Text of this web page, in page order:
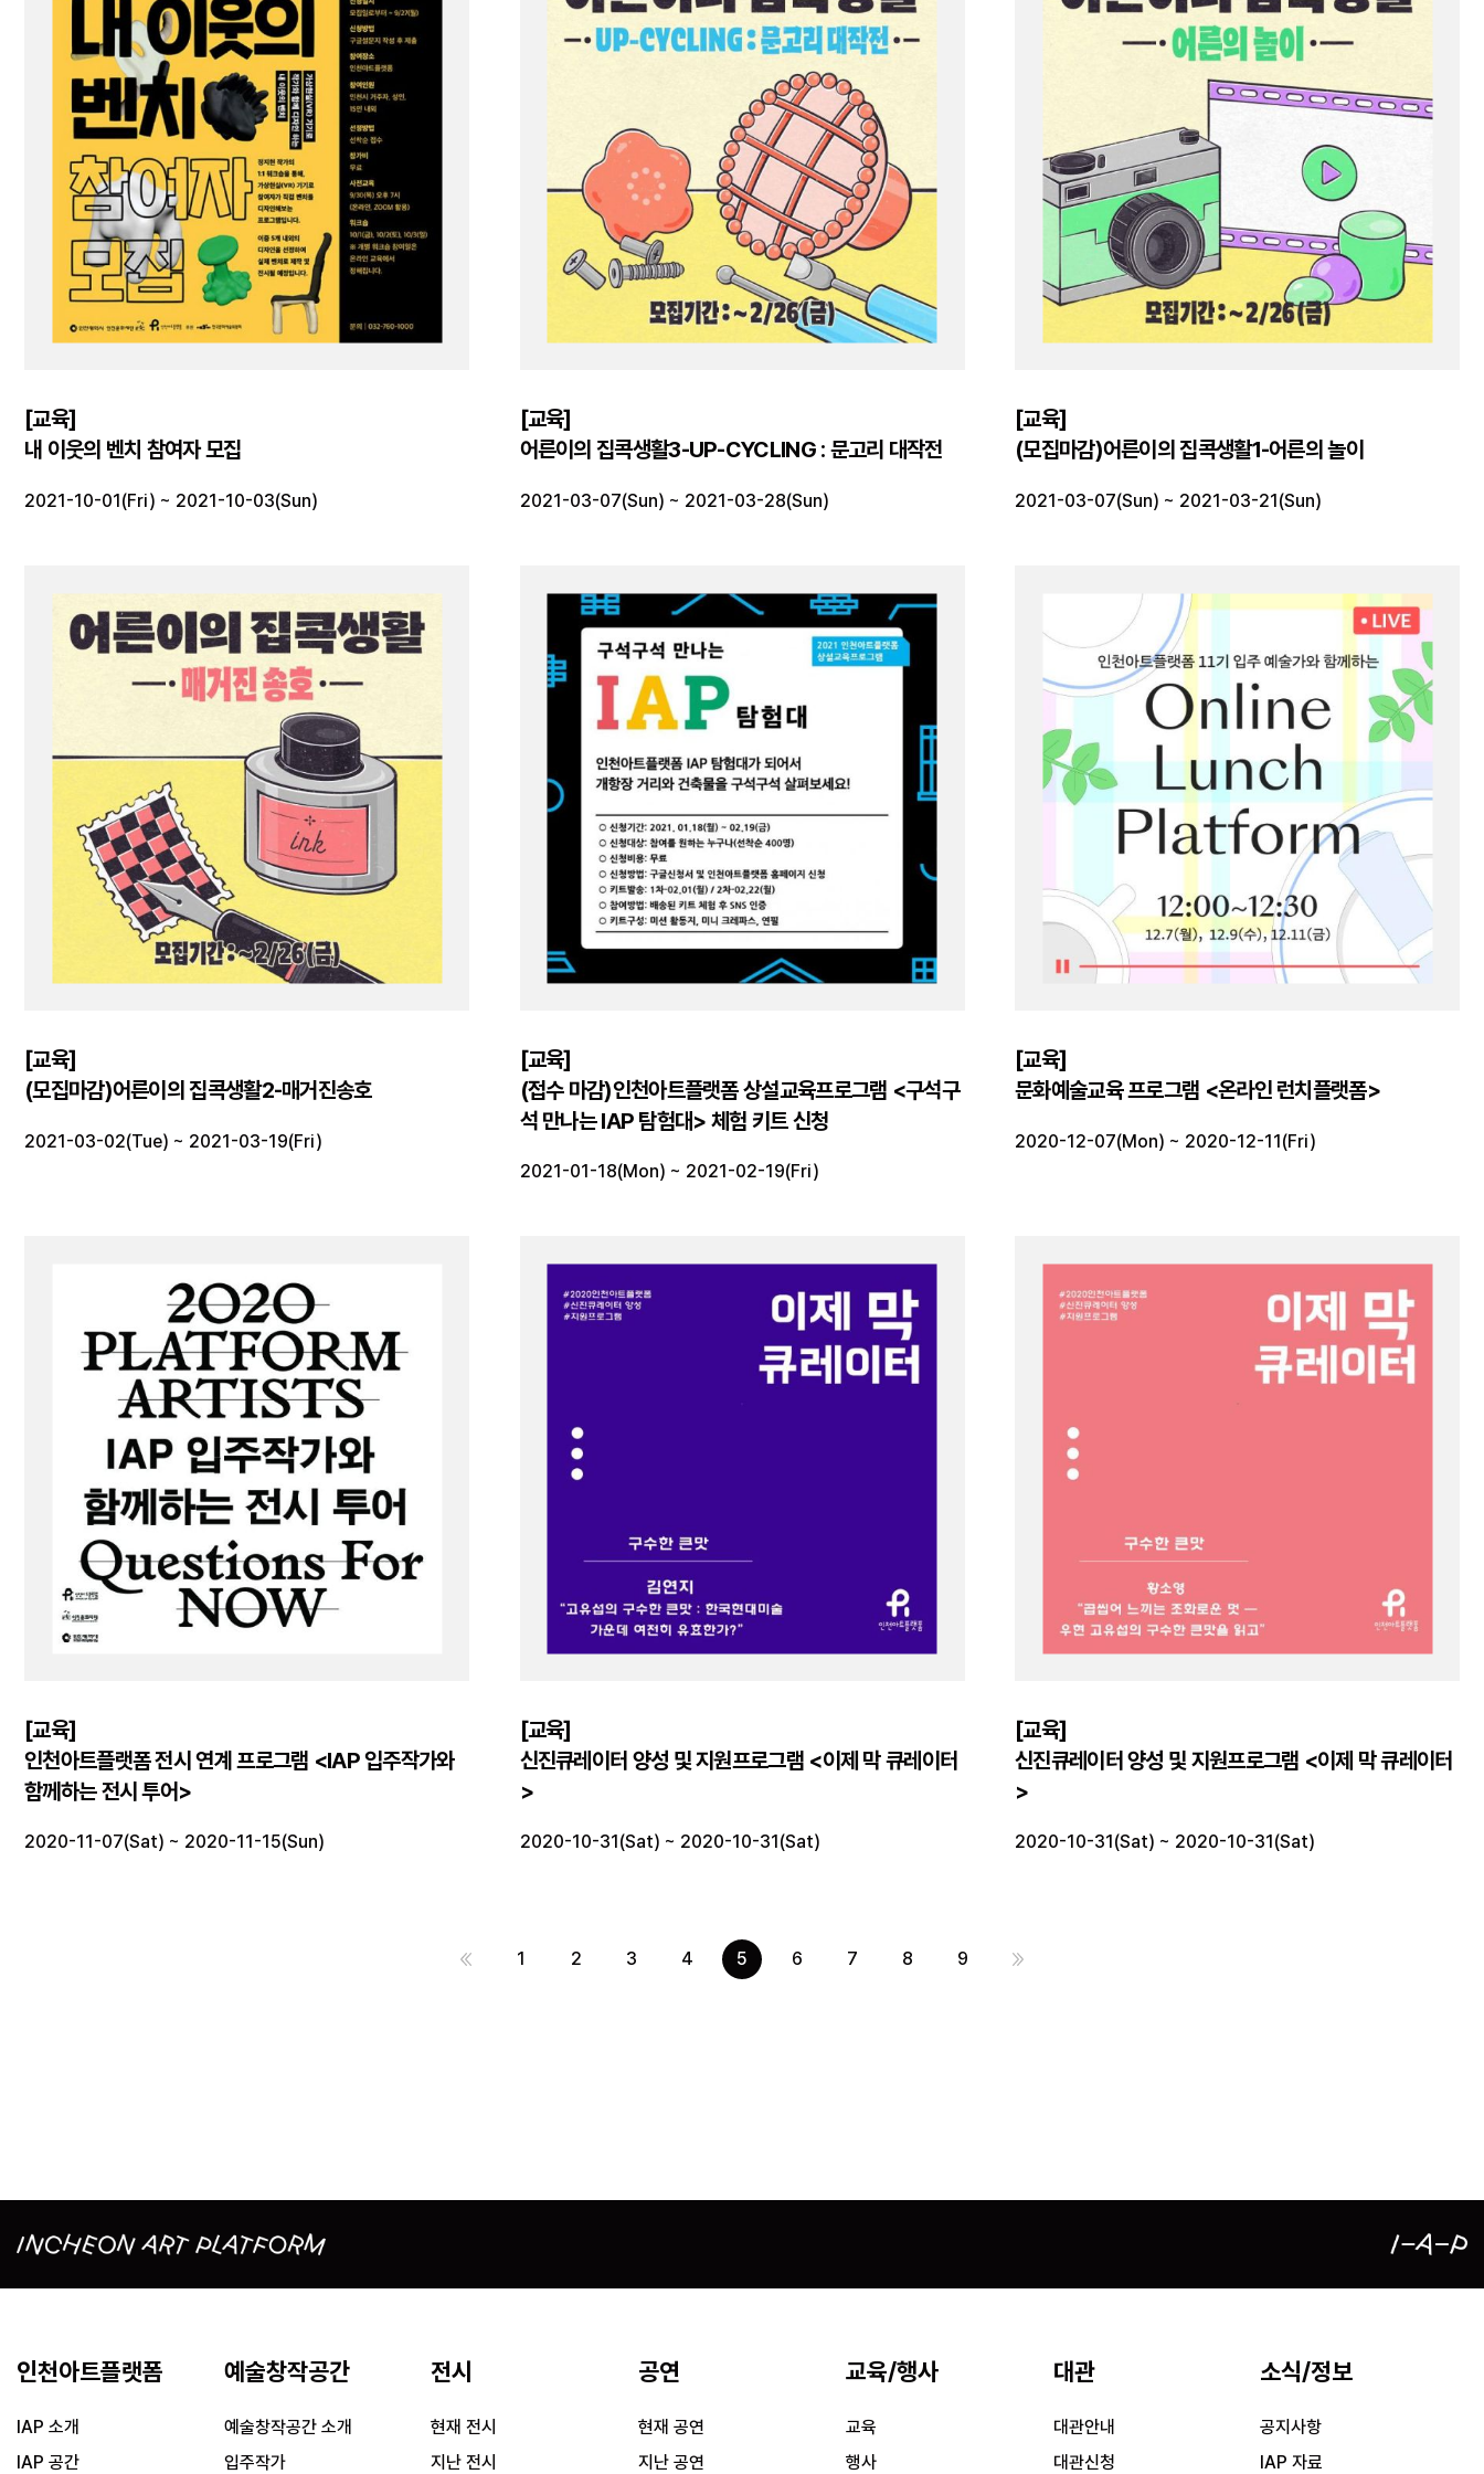
[교육]
내 이웃의 벤치 참여자 모집
2021-10-01(Fri) ~ 2021-10-03(Sun)
[교육]
어른이의 집콕생활3-UP-CYCLING : 문고리 대작전
2021-03-07(Sun) ~ 2021-03-28(Sun)
[교육]
(모집마감)어른이의 집콕생활1-어른의 놀이
2021-03-07(Sun) ~ 2021-03-21(Sun)
[교육]
(모집마감)어른이의 집콕생활2-매거진송호
2021-03-02(Tue) ~ 2021-03-19(Fri)
[교육]
(접수 마감)인천아트플랫폼 상설교육프로그램 <구석구
석 만나는 IAP 탐험대> 체험 키트 신청
2021-01-18(Mon) ~ 2021-02-19(Fri)
[교육]
문화예술교육 프로그램 <온라인 런치플랫폼>
2020-12-07(Mon) ~ 2020-12-11(Fri)
[교육]
인천아트플랫폼 전시 연계 프로그램 <IAP 입주작가와
함께하는 전시 투어>
2020-11-07(Sat) ~ 2020-11-15(Sun)
[교육]
신진큐레이터 양성 및 지원프로그램 <이제 막 큐레이터
>
2020-10-31(Sat) ~ 2020-10-31(Sat)
[교육]
신진큐레이터 양성 및 지원프로그램 <이제 막 큐레이터
>
2020-10-31(Sat) ~ 2020-10-31(Sat)
1 2 3 4 5 6 7 8 9
인천아트플랫폼
IAP 소개
IAP 공간
예술창작공간
예술창작공간 소개
입주작가
전시
현재 전시
지난 전시
공연
현재 공연
지난 공연
교육/행사
교육
행사
대관
대관안내
대관신청
소식/정보
공지사항
IAP 자료